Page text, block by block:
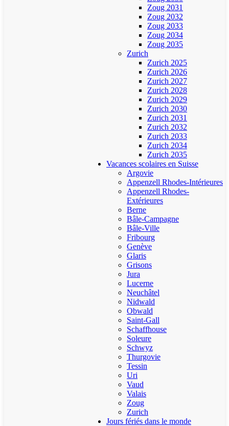
Zoug 2031
Zoug 2032
Zoug 2033
Zoug 2034
Zoug 2035
Zurich
Zurich 2025
Zurich 2026
Zurich 2027
Zurich 2028
Zurich 2029
Zurich 2030
Zurich 2031
Zurich 2032
Zurich 2033
Zurich 2034
Zurich 2035
Vacances scolaires en Suisse
Argovie
Appenzell Rhodes-Intérieures
Appenzell Rhodes-
Extérieures
Berne
Bâle-Campagne
Bâle-Ville
Fribourg
Genève
Glaris
Grisons
Jura
Lucerne
Neuchâtel
Nidwald
Obwald
Saint-Gall
Schaffhouse
Soleure
Schwyz
Thurgovie
Tessin
Uri
Vaud
Valais
Zoug
Zurich
Jours fériés dans le monde